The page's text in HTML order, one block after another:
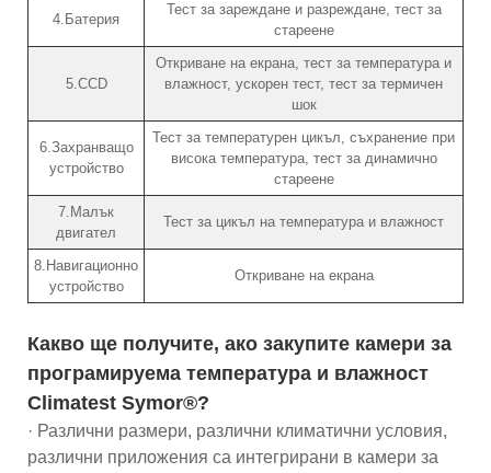
4.Батерия
Тест за зареждане и разреждане, тест за
стареене
5.CCD
Откриване на екрана, тест за температура и
влажност, ускорен тест, тест за термичен
шок
6.Захранващо
устройство
Тест за температурен цикъл, съхранение при
висока температура, тест за динамично
стареене
7.Малък
двигател
Тест за цикъл на температура и влажност
8.Навигационно
устройство
Откриване на екрана
Какво ще получите, ако закупите камери за
програмируема температура и влажност
Climatest Symor®?
· Различни размери, различни климатични условия,
различни приложения са интегрирани в камери за